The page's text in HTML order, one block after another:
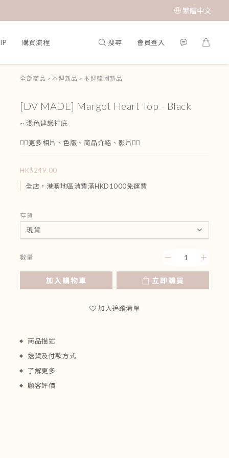
繁體中文
購買流程 搜尋 會員登入
全部商品 > 本週新品 > 本週韓國新品
[DV MADE] Margot Heart Top - Black
~ 淺色建議打底
👇🏻更多相片、色版、商品介紹、影片👇🏻
HK$249.00
全店，港澳地區消費滿HKD1000免運費
存貨
數量
加入購物車 立即購買
加入追蹤清單
商品描述
送貨及付款方式
了解更多
顧客評價